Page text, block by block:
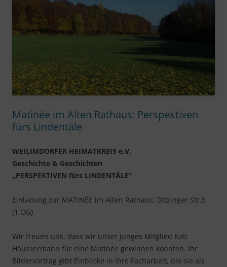
Matinée im Alten Rathaus: Perspektiven
fürs Lindentäle
WEILIMDORFER HEIMATKREIS e.V.
Geschichte & Geschichten
„PERSPEKTIVEN fürs LINDENTÄLE”
Einladung zur MATINÉE im Alten Rathaus, Ditzinger Str.5
(1.OG)
Wir freuen uns, dass wir unser junges Mitglied Kati
Häussermann für eine Matinée gewinnen konnten. Ihr
Bildervortrag gibt Einblicke in ihre Facharbeit, die sie als